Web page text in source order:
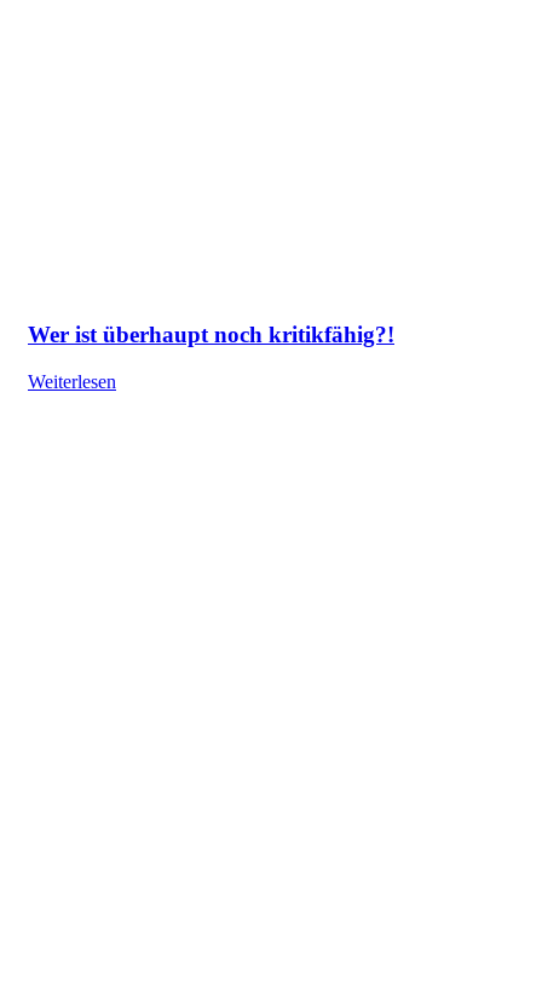
Wer ist überhaupt noch kritikfähig?!
Weiterlesen